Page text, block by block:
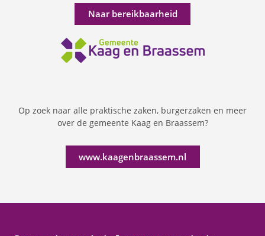
Naar bereikbaarheid
Op zoek naar alle praktische zaken, burgerzaken en meer
over de gemeente Kaag en Braassem?
www.kaagenbraassem.nl